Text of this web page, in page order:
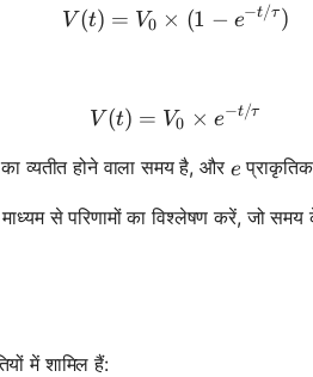
V(t) = V_0
V (t) = V0 × (1 − e−t/τ )
V(t) = V_0
V (t) = V0 × e−t/τ
व्यतीत होने वाला समय है, और e
e
से परिणामों का विश्लेषण करें, जो समय
में शामिल हैं: